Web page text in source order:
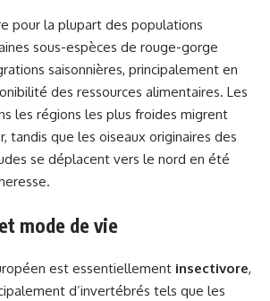
pour la plupart des populations
sous-espèces de rouge-gorge
saisonnières, principalement en
des ressources alimentaires. Les
les régions les plus froides migrent
tandis que les oiseaux originaires des
se déplacent vers le nord en été
mode de vie
est essentiellement insectivore,
d’invertébrés tels que les